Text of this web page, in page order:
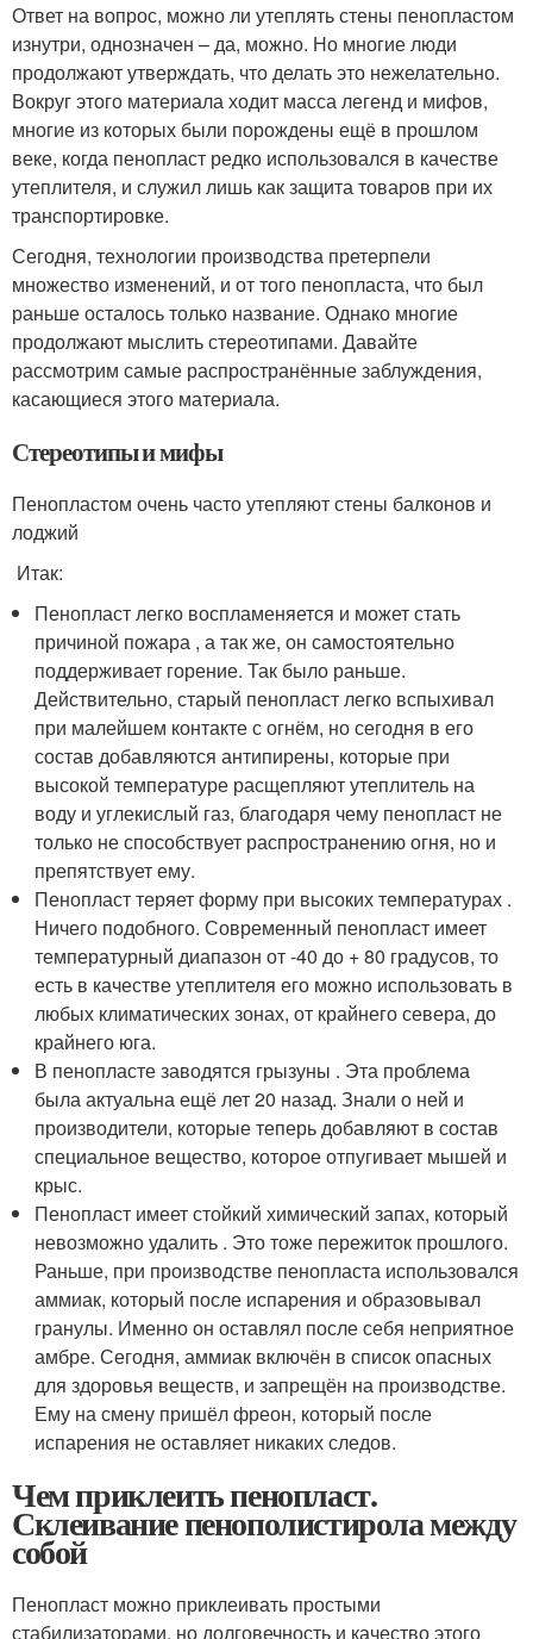
Ответ на вопрос, можно ли утеплять стены пенопластом
изнутри, однозначен – да, можно. Но многие люди
продолжают утверждать, что делать это нежелательно.
Вокруг этого материала ходит масса легенд и мифов,
многие из которых были порождены ещё в прошлом
веке, когда пенопласт редко использовался в качестве
утеплителя, и служил лишь как защита товаров при их
транспортировке.
Сегодня, технологии производства претерпели
множество изменений, и от того пенопласта, что был
раньше осталось только название. Однако многие
продолжают мыслить стереотипами. Давайте
рассмотрим самые распространённые заблуждения,
касающиеся этого материала.
Стереотипы и мифы
Пенопластом очень часто утепляют стены балконов и
лоджий
Итак:
Пенопласт легко воспламеняется и может стать
причиной пожара , а так же, он самостоятельно
поддерживает горение. Так было раньше.
Действительно, старый пенопласт легко вспыхивал
при малейшем контакте с огнём, но сегодня в его
состав добавляются антипирены, которые при
высокой температуре расщепляют утеплитель на
воду и углекислый газ, благодаря чему пенопласт не
только не способствует распространению огня, но и
препятствует ему.
Пенопласт теряет форму при высоких температурах .
Ничего подобного. Современный пенопласт имеет
температурный диапазон от -40 до + 80 градусов, то
есть в качестве утеплителя его можно использовать в
любых климатических зонах, от крайнего севера, до
крайнего юга.
В пенопласте заводятся грызуны . Эта проблема
была актуальна ещё лет 20 назад. Знали о ней и
производители, которые теперь добавляют в состав
специальное вещество, которое отпугивает мышей и
крыс.
Пенопласт имеет стойкий химический запах, который
невозможно удалить . Это тоже пережиток прошлого.
Раньше, при производстве пенопласта использовался
аммиак, который после испарения и образовывал
гранулы. Именно он оставлял после себя неприятное
амбре. Сегодня, аммиак включён в список опасных
для здоровья веществ, и запрещён на производстве.
Ему на смену пришёл фреон, который после
испарения не оставляет никаких следов.
Чем приклеить пенопласт.
Склеивание пенополистирола между
собой
Пенопласт можно приклеивать простыми
стабилизаторами, но долговечность и качество этого